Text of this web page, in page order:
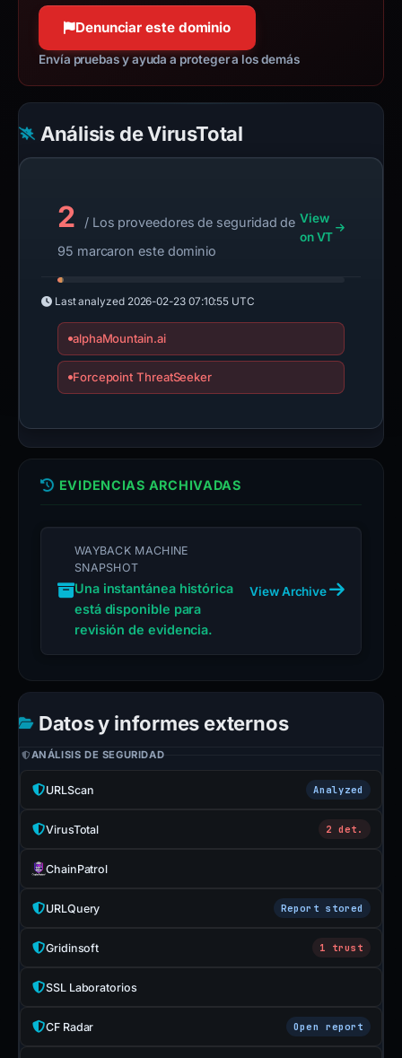
Denunciar este dominio
Envía pruebas y ayuda a proteger a los demás
Análisis de VirusTotal
2
/ Los proveedores de seguridad de
95 marcaron este dominio
View
on VT
Last analyzed 2026-02-23 07:10:55 UTC
alphaMountain.ai
Forcepoint ThreatSeeker
EVIDENCIAS ARCHIVADAS
WAYBACK MACHINE
SNAPSHOT
Una instantánea histórica
está disponible para
revisión de evidencia.
View Archive
Datos y informes externos
ANÁLISIS DE SEGURIDAD
URLScan Analyzed
VirusTotal 2 det.
ChainPatrol
URLQuery Report stored
Gridinsoft 1 trust
SSL Laboratorios
CF Radar Open report